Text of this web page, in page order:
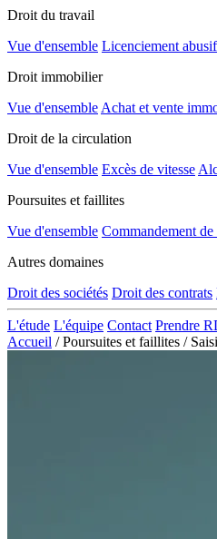
Droit du travail
Vue d'ensemble Licenciement abusif
Droit immobilier
Vue d'ensemble Achat et vente
Droit de la circulation
Vue d'ensemble Excès de vitesse
Poursuites et faillites
Vue d'ensemble Commandement de
Autres domaines
Droit des sociétés Droit des contrats
L'étude L'équipe Contact Prendre
Accueil / Poursuites et faillites /